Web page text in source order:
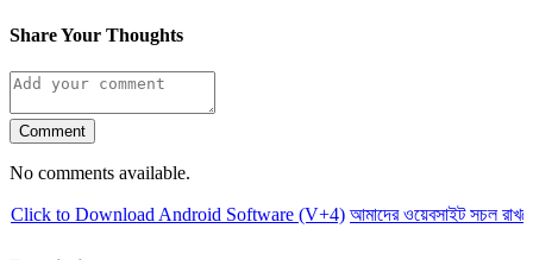
Share Your Thoughts
Comment
No comments available.
Click to Download Android Software (V+4) আমাদের ওয়েবসাইট সচল